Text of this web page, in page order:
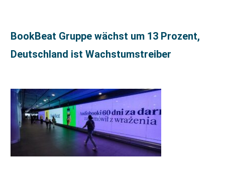
BookBeat Gruppe wächst um 13 Prozent,
Deutschland ist Wachstumstreiber